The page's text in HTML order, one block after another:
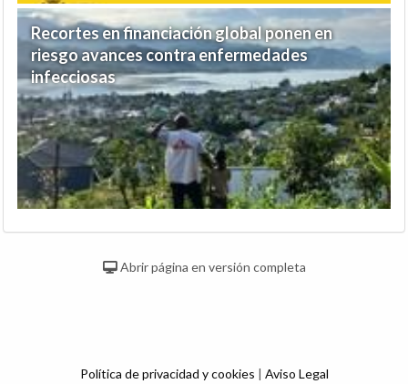
Recortes en financiación global ponen en
riesgo avances contra enfermedades
infecciosas
Abrir página en versión completa
Política de privacidad y cookies | Aviso Legal